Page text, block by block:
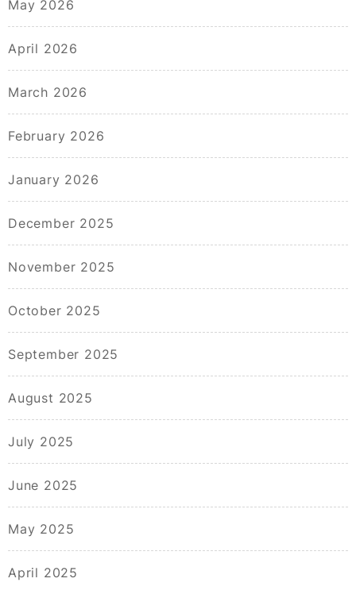
May 2026
April 2026
March 2026
February 2026
January 2026
December 2025
November 2025
October 2025
September 2025
August 2025
July 2025
June 2025
May 2025
April 2025